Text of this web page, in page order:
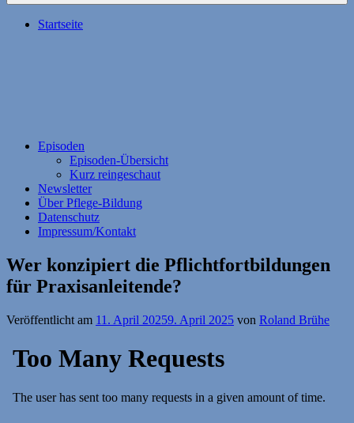
Startseite
Episoden
Episoden-Übersicht
Kurz reingeschaut
Newsletter
Über Pflege-Bildung
Datenschutz
Impressum/Kontakt
Wer konzipiert die Pflichtfortbildungen
für Praxisanleitende?
Veröffentlicht am 11. April 20259. April 2025 von Roland Brühe